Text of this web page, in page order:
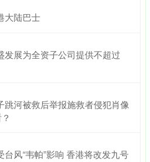
大陆巴士
发展为全资子公司提供不超过
跳河被救后举报施救者侵犯肖像
台风“韦帕”影响 香港将改发九号